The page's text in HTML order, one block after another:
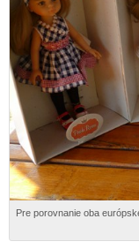
Pre porovnanie oba